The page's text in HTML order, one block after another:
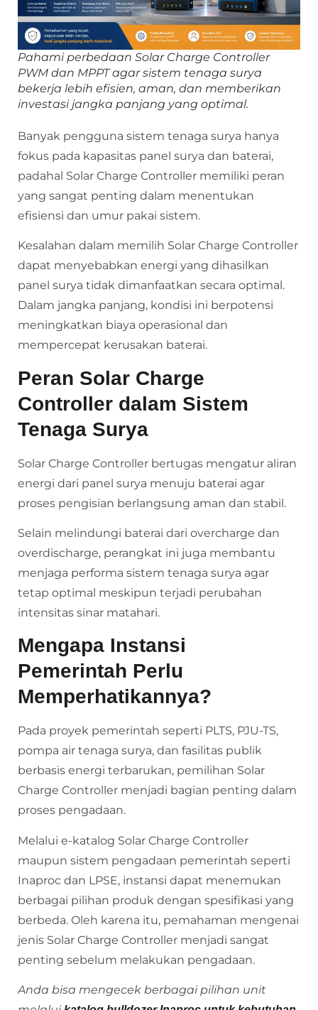
Pahami perbedaan Solar Charge Controller
PWM dan MPPT agar sistem tenaga surya
bekerja lebih efisien, aman, dan memberikan
investasi jangka panjang yang optimal.
Banyak pengguna sistem tenaga surya hanya
fokus pada kapasitas panel surya dan baterai,
padahal Solar Charge Controller memiliki peran
yang sangat penting dalam menentukan
efisiensi dan umur pakai sistem.
Kesalahan dalam memilih Solar Charge Controller
dapat menyebabkan energi yang dihasilkan
panel surya tidak dimanfaatkan secara optimal.
Dalam jangka panjang, kondisi ini berpotensi
meningkatkan biaya operasional dan
mempercepat kerusakan baterai.
Peran Solar Charge
Controller dalam Sistem
Tenaga Surya
Solar Charge Controller bertugas mengatur aliran
energi dari panel surya menuju baterai agar
proses pengisian berlangsung aman dan stabil.
Selain melindungi baterai dari overcharge dan
overdischarge, perangkat ini juga membantu
menjaga performa sistem tenaga surya agar
tetap optimal meskipun terjadi perubahan
intensitas sinar matahari.
Mengapa Instansi
Pemerintah Perlu
Memperhatikannya?
Pada proyek pemerintah seperti PLTS, PJU-TS,
pompa air tenaga surya, dan fasilitas publik
berbasis energi terbarukan, pemilihan Solar
Charge Controller menjadi bagian penting dalam
proses pengadaan.
Melalui e-katalog Solar Charge Controller
maupun sistem pengadaan pemerintah seperti
Inaproc dan LPSE, instansi dapat menemukan
berbagai pilihan produk dengan spesifikasi yang
berbeda. Oleh karena itu, pemahaman mengenai
jenis Solar Charge Controller menjadi sangat
penting sebelum melakukan pengadaan.
Anda bisa mengecek berbagai pilihan unit